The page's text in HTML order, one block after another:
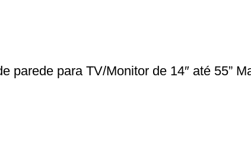
parede para TV/Monitor de 14″ até 55”